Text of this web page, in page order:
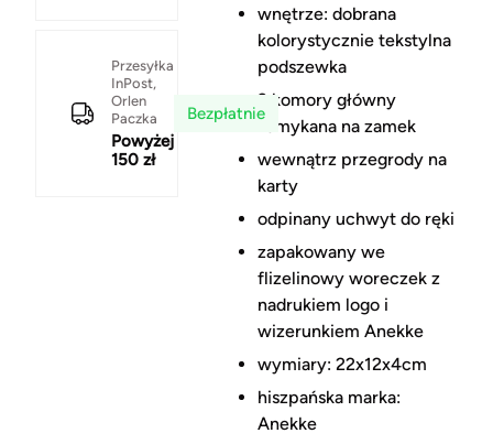
Przesyłka
InPost,
Orlen
Paczka
Powyżej
150 zł
Bezpłatnie
wnętrze: dobrana
kolorystycznie tekstylna
podszewka
2 komory główny
zamykana na zamek
wewnątrz przegrody na
karty
odpinany uchwyt do ręki
zapakowany we
flizelinowy woreczek z
nadrukiem logo i
wizerunkiem Anekke
wymiary: 22x12x4cm
hiszpańska marka:
Anekke